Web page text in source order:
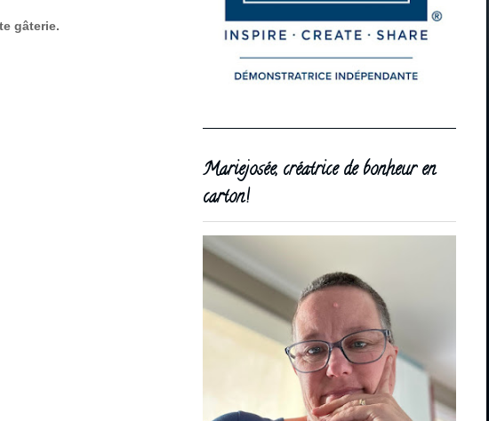
gâterie.
Mariejosée, créatrice de bonheur en
carton!